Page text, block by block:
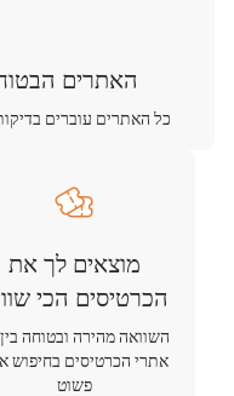
האתרים
כל האתרים עוברים
מוצאים לך את
הכרטיסים הכי
השוואה מהירה ובטוחה
אתרי הכרטיסים בחיפוש
פשוט